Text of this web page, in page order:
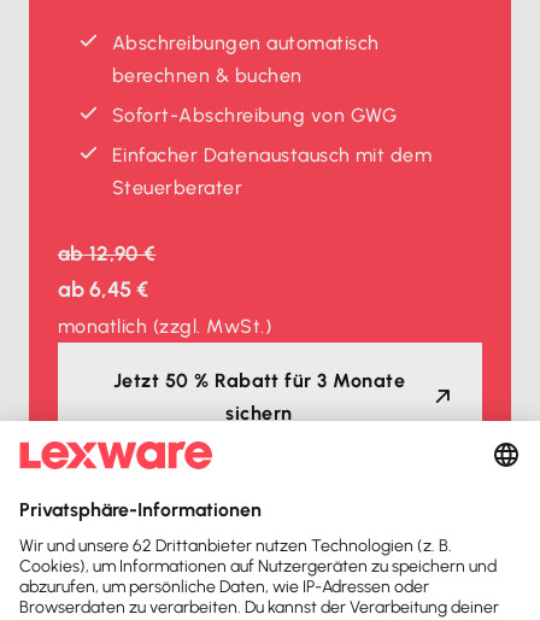
Abschreibungen automatisch
berechnen & buchen
Sofort-Abschreibung von GWG
Einfacher Datenaustausch mit dem
Steuerberater
ab12,90 €
ab6,45 €
monatlich (zzgl. MwSt.)
Jetzt 50 % Rabatt für 3 Monate
sichern
Lexware Office ist mehrfacher
Testsieger